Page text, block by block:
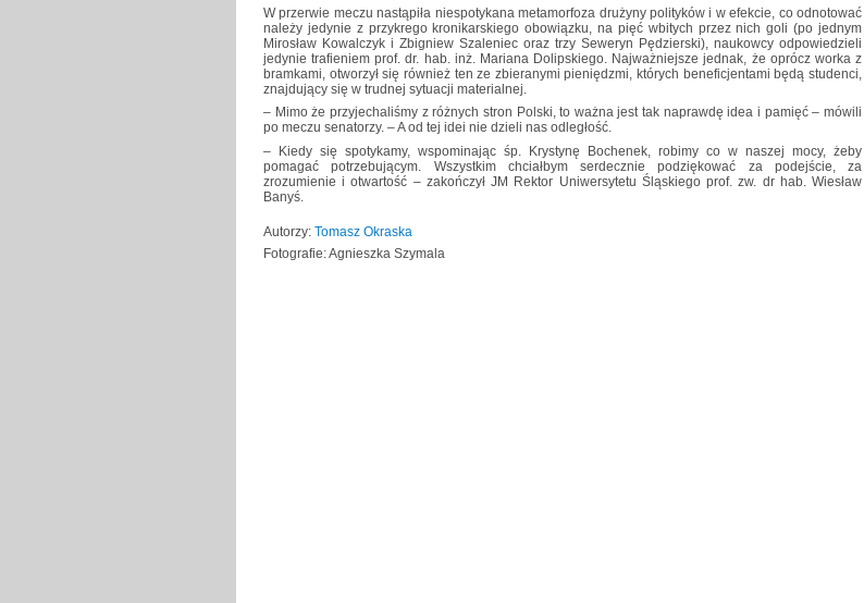
W przerwie meczu nastąpiła niespotykana metamorfoza drużyny polityków i w efekcie, co odnotować
należy jedynie z przykrego kronikarskiego obowiązku, na pięć wbitych przez nich goli (po jednym
Mirosław Kowalczyk i Zbigniew Szaleniec oraz trzy Seweryn Pędzierski), naukowcy odpowiedzieli
jedynie trafieniem prof. dr. hab. inż. Mariana Dolipskiego. Najważniejsze jednak, że oprócz worka z
bramkami, otworzył się również ten ze zbieranymi pieniędzmi, których beneficjentami będą studenci,
znajdujący się w trudnej sytuacji materialnej.
– Mimo że przyjechaliśmy z różnych stron Polski, to ważna jest tak naprawdę idea i pamięć – mówili
po meczu senatorzy. – A od tej idei nie dzieli nas odległość.
– Kiedy się spotykamy, wspominając śp. Krystynę Bochenek, robimy co w naszej mocy, żeby
pomagać potrzebującym. Wszystkim chciałbym serdecznie podziękować za podejście, za
zrozumienie i otwartość – zakończył JM Rektor Uniwersytetu Śląskiego prof. zw. dr hab. Wiesław
Banyś.
Autorzy: Tomasz Okraska
Fotografie: Agnieszka Szymala